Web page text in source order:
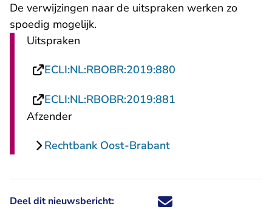
De verwijzingen naar de uitspraken werken zo
spoedig mogelijk.
Uitspraken
ECLI:NL:RBOBR:2019:880
ECLI:NL:RBOBR:2019:881
Afzender
Rechtbank Oost-Brabant
Deel dit nieuwsbericht: Deel dit nieuwsbericht via X -
Deel dit nieuwsbericht via
Deel dit nieuwsbericht
Deel dit